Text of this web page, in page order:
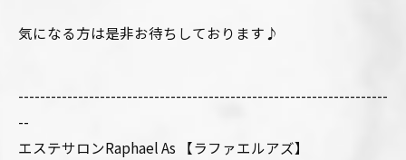
気になる方は是非お待ちしております♪
--------------------------------------------------------------------
--
エステサロンRaphael As 【ラファエルアズ】